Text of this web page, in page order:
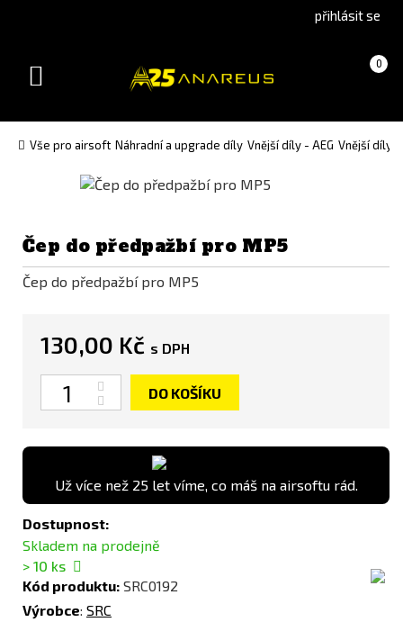
version(Slovak)
přihlásit se
Košík 0
(prázdný)
Toggle
Vše pro airsoft Náhradní a upgrade díly Vnější díly - AEG Vnější díly
Čep do předpažbí pro MP5
Čep do předpažbí pro MP5
130,00 Kč s DPH
Počet
DO KOŠÍKU
Už více než 25 let víme, co máš na airsoftu rád.
Dostupnost:
Skladem na prodejně
> 10 ks
Kód produktu: SRC0192
Výrobce: SRC